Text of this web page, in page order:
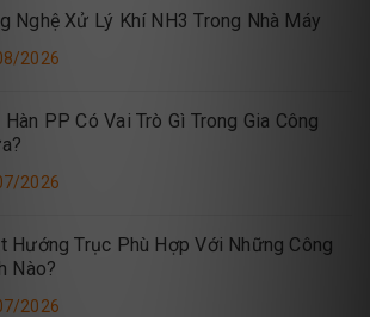
Nghệ Xử Lý Khí NH3 Trong Nhà Máy
2026
Hàn PP Có Vai Trò Gì Trong Gia Công
2026
Hướng Trục Phù Hợp Với Những Công
Nào?
2026